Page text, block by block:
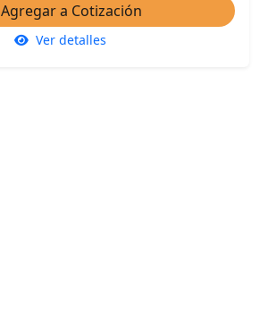
Agregar a Cotización
Ver detalles